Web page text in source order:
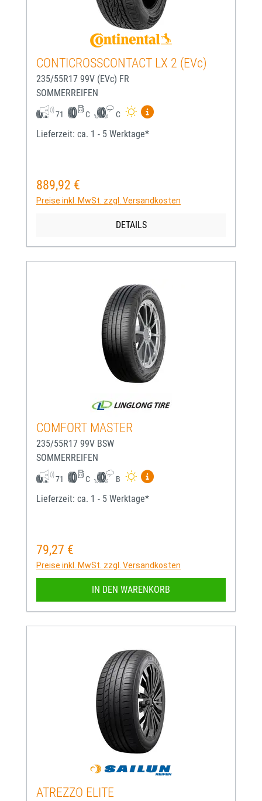
CONTICROSSCONTACT LX 2 (EVc)
235/55R17 99V (EVc) FR
SOMMERREIFEN
71 C C
Mehr Informationen zum
Lieferzeit: ca. 1 - 5 Werktage*
Regulärer Preis:
889,92 €
Preise inkl. MwSt. zzgl. Versandkosten
DETAILS
COMFORT MASTER
235/55R17 99V BSW
SOMMERREIFEN
71 C B
Mehr Informationen zum
Lieferzeit: ca. 1 - 5 Werktage*
Regulärer Preis:
79,27 €
Preise inkl. MwSt. zzgl. Versandkosten
IN DEN WARENKORB
ATREZZO ELITE